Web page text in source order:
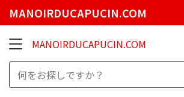
MANOIRDUCAPUCIN.COM
MANOIRDUCAPUCIN.COM